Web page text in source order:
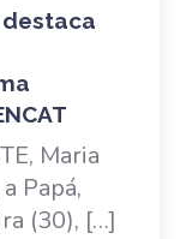
destaca
Maria
Papá,
(30), […]